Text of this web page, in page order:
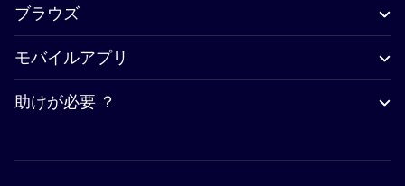
ブラウズ
モバイルアプリ
助けが必要 ？